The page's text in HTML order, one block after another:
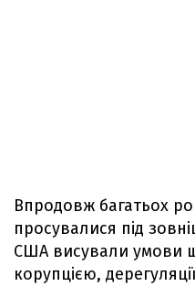
Впродовж багатьох
просувалися під
США висували умови
корупцією,